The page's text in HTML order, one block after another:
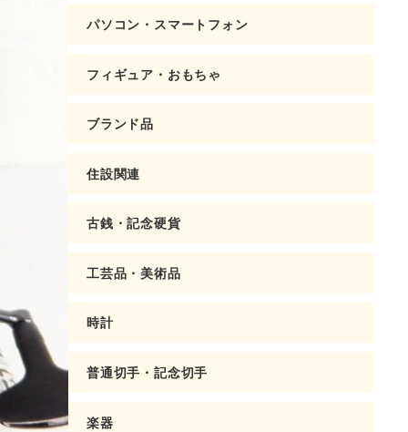
パソコン・スマートフォン
フィギュア・おもちゃ
ブランド品
住設関連
古銭・記念硬貨
工芸品・美術品
時計
普通切手・記念切手
楽器